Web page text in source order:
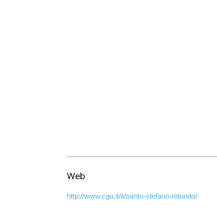
Web
http://www.cgu.it/it/santo-stefano-rotondo/